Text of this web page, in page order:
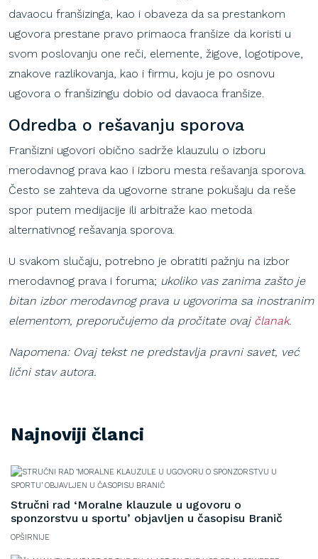
davaocu franšizinga, kao i obaveza da sa prestankom
ugovora prestane pravo primaoca franšize da koristi u
svom poslovanju one reči, elemente, žigove, logotipove,
znakove razlikovanja, kao i firmu, koju je po osnovu
ugovora o franšizingu dobio od davaoca franšize.
Odredba o rešavanju sporova
Franšizni ugovori obično sadrže klauzulu o izboru
merodavnog prava kao i izboru mesta rešavanja sporova.
Često se zahteva da ugovorne strane pokušaju da reše
spor putem medijacije ili arbitraže kao metoda
alternativnog rešavanja sporova.
U svakom slučaju, potrebno je obratiti pažnju na izbor
merodavnog prava i foruma; ukoliko vas zanima zašto je
bitan izbor merodavnog prava u ugovorima sa inostranim
elementom, preporučujemo da pročitate ovaj članak.
Napomena: Ovaj tekstne predstavlja pravni savet, već
lični stav autora.
Najnoviji članci
Stručni rad ‘Moralne klauzule u ugovoru o
sponzorstvu u sportu’ objavljen u časopisu Branič
OPŠIRNIJE